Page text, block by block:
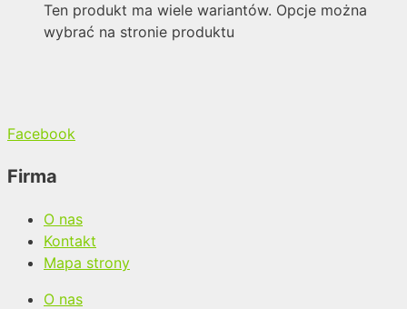
Ten produkt ma wiele wariantów. Opcje można
wybrać na stronie produktu
Facebook
Firma
O nas
Kontakt
Mapa strony
O nas